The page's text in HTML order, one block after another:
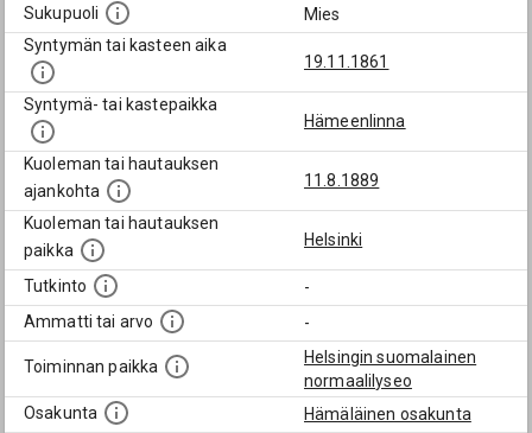
Sukupuoli
Mies
Syntymän tai kasteen aika
19.11.1861
Syntymä- tai kastepaikka
Hämeenlinna
Kuoleman tai hautauksen
ajankohta
11.8.1889
Kuoleman tai hautauksen
paikka
Helsinki
Tutkinto
-
Ammatti tai arvo
-
Toiminnan paikka
Helsingin suomalainen
normaalilyseo
Osakunta
Hämäläinen osakunta